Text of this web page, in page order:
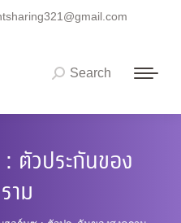
Search:
Search
ตัวประกันของ
าม